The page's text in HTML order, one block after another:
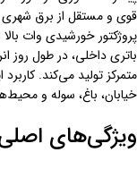
قوی و مستقل از برق شهری
پروژکتور خورشیدی وات
باتری داخلی، در طول روز
متمرکز تولید می‌کند.
خیابان، باغ، سوله و
ویژگی‌های اصلی